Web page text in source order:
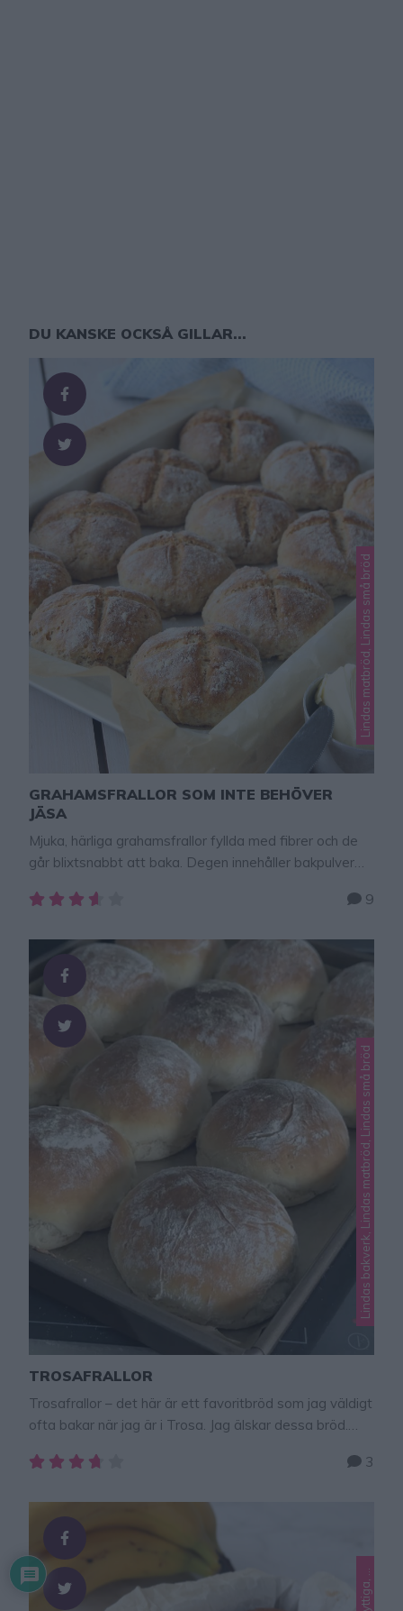
DU KANSKE OCKSÅ GILLAR...
Lindas matbröd, Lindas små bröd
GRAHAMSFRALLOR SOM INTE BEHÖVER
JÄSA
Mjuka, härliga grahamsfrallor fyllda med fibrer och de
går blixtsnabbt att baka. Degen innehåller bakpulver
goda frukostfrallor att njuta av. TIPS! Följ mig gärna
och Facebook (klicka här) så får du alltid alla nya recept
direkt i ditt flöde! Mjöltips: byt …
9
Lindas bakverk, Lindas matbröd, Lindas små bröd
TROSAFRALLOR
Trosafrallor – det här är ett favoritbröd som jag väldigt
ofta bakar när jag är i Trosa. Jag älskar dessa bröd.
fantastiskt fluffiga, mjuka och goda!
kylen i ca 8 timmar. Eller jäsa i kylen …
3
L
L
i
t